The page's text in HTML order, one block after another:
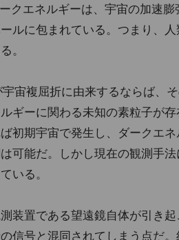
クエネルギーは、宇宙の加速
ルに包まれている。つまり、
。
宇宙複屈折に由来するならば、
ギーに関わる未知の素粒子が
初期宇宙で発生し、ダークエ
可能だ。しかし現在の観測手
いる。
装置である望遠鏡自体が引き
信号と混同されてしまう点だ